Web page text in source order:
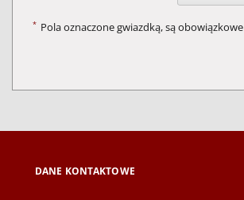
* Pola oznaczone gwiazdką, są
DANE KONTAKTOWE